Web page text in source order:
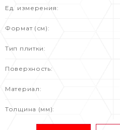
Ед. измерения:
Формат (см):
Тип плитки:
Поверхность:
Материал:
Толщина (мм):